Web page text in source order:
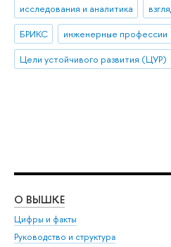
исследования и аналитика
БРИКС
инженерные профессии
Цели устойчивого развития (ЦУР)
О ВЫШКЕ
Цифры и факты
Руководство и структура